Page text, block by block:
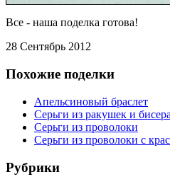
Все - наша поделка готова!
28 Сентябрь 2012
Похожие поделки
Апельсиновый браслет
Серьги из ракушек и бисера
Серьги из проволоки
Серьги из проволоки с
Рубрики